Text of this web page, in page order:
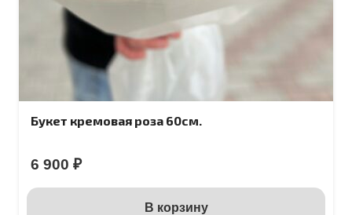
Букет кремовая роза 60см.
6 900 ₽
В корзину